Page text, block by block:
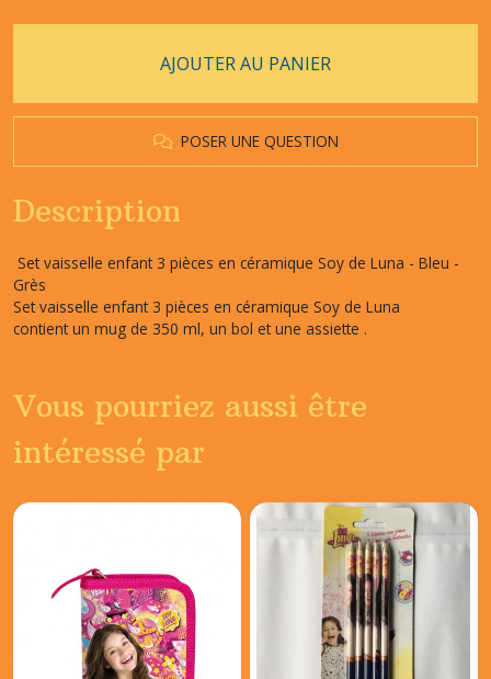
AJOUTER AU PANIER
POSER UNE QUESTION
Description
Set vaisselle enfant 3 pièces en céramique Soy de Luna - Bleu -
Grès
Set vaisselle enfant 3 pièces en céramique Soy de Luna
contient un mug de 350 ml, un bol et une assiette .
Vous pourriez aussi être
intéressé par